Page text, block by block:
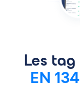
Les tag
EN